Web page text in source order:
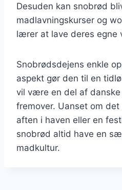
Desuden kan snobrød
madlavningskurser og
lærer at lave deres egne
Snobrødsdejens enkle
aspekt gør den til en
vil være en del af
fremover. Uanset om
aften i haven eller en
snobrød altid have en
madkultur.